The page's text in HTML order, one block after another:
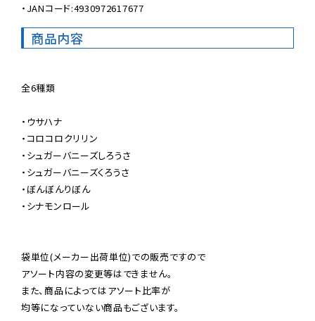
・JANコード:4930972617677
商品内容
全6種類
・ウサハナ
・コロコロクリリン
・シュガーバニーズしろうさ
・シュガーバニーズくろうさ
・ぼんぼんりぼん
・シナモンロール
袋単位(メーカー出荷単位)での販売ですので
アソート内容の変更等はできません。
また、商品によってはアソート比率が
均等になっていない商品もございます。